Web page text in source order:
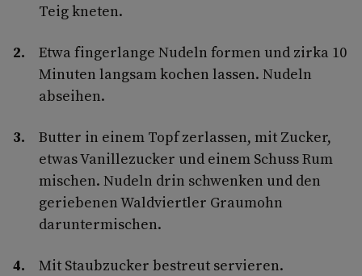
Teig kneten.
Etwa fingerlange Nudeln formen und zirka 10
Minuten langsam kochen lassen. Nudeln
abseihen.
Butter in einem Topf zerlassen, mit Zucker,
etwas Vanillezucker und einem Schuss Rum
mischen. Nudeln drin schwenken und den
geriebenen Waldviertler Graumohn
daruntermischen.
Mit Staubzucker bestreut servieren.